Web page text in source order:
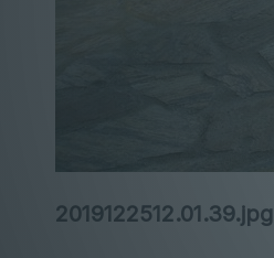
2019122512.01.39.jpg